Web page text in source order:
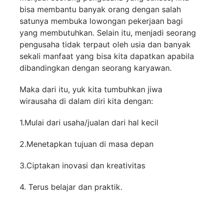
bisa membantu banyak orang dengan salah
satunya membuka lowongan pekerjaan bagi
yang membutuhkan. Selain itu, menjadi seorang
pengusaha tidak terpaut oleh usia dan banyak
sekali manfaat yang bisa kita dapatkan apabila
dibandingkan dengan seorang karyawan.
Maka dari itu, yuk kita tumbuhkan jiwa
wirausaha di dalam diri kita dengan:
1.Mulai dari usaha/jualan dari hal kecil
2.Menetapkan tujuan di masa depan
3.Ciptakan inovasi dan kreativitas
4. Terus belajar dan praktik.